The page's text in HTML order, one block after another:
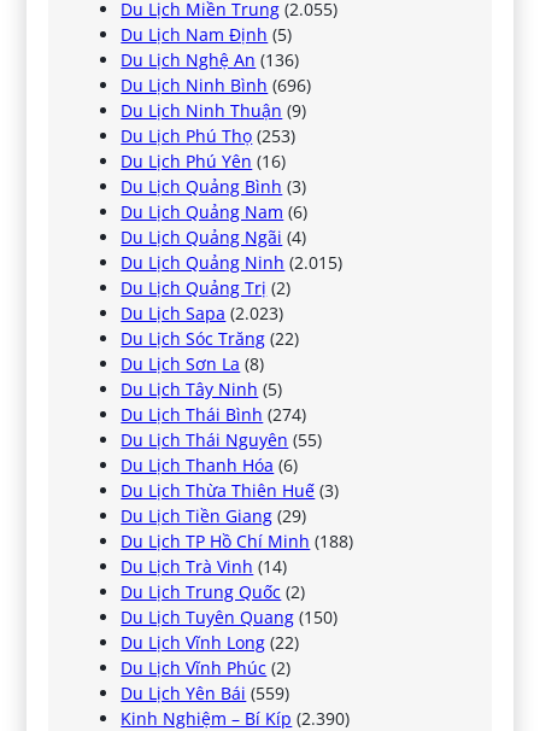
Du Lịch Miền Trung (2.055)
Du Lịch Nam Định (5)
Du Lịch Nghệ An (136)
Du Lịch Ninh Bình (696)
Du Lịch Ninh Thuận (9)
Du Lịch Phú Thọ (253)
Du Lịch Phú Yên (16)
Du Lịch Quảng Bình (3)
Du Lịch Quảng Nam (6)
Du Lịch Quảng Ngãi (4)
Du Lịch Quảng Ninh (2.015)
Du Lịch Quảng Trị (2)
Du Lịch Sapa (2.023)
Du Lịch Sóc Trăng (22)
Du Lịch Sơn La (8)
Du Lịch Tây Ninh (5)
Du Lịch Thái Bình (274)
Du Lịch Thái Nguyên (55)
Du Lịch Thanh Hóa (6)
Du Lịch Thừa Thiên Huế (3)
Du Lịch Tiền Giang (29)
Du Lịch TP Hồ Chí Minh (188)
Du Lịch Trà Vinh (14)
Du Lịch Trung Quốc (2)
Du Lịch Tuyên Quang (150)
Du Lịch Vĩnh Long (22)
Du Lịch Vĩnh Phúc (2)
Du Lịch Yên Bái (559)
Kinh Nghiệm – Bí Kíp (2.390)